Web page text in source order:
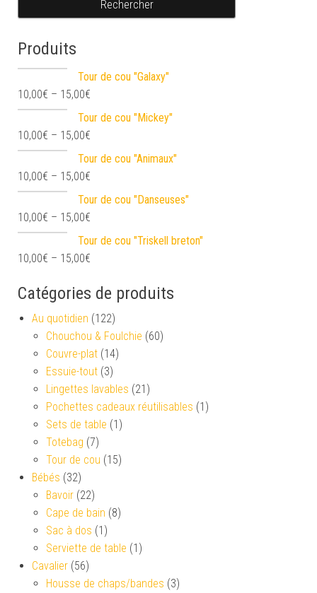
Produits
Tour de cou "Galaxy"
10,00€ – 15,00€
Tour de cou "Mickey"
10,00€ – 15,00€
Tour de cou "Animaux"
10,00€ – 15,00€
Tour de cou "Danseuses"
10,00€ – 15,00€
Tour de cou "Triskell breton"
10,00€ – 15,00€
Catégories de produits
Au quotidien (122)
Chouchou & Foulchie (60)
Couvre-plat (14)
Essuie-tout (3)
Lingettes lavables (21)
Pochettes cadeaux réutilisables (1)
Sets de table (1)
Totebag (7)
Tour de cou (15)
Bébés (32)
Bavoir (22)
Cape de bain (8)
Sac à dos (1)
Serviette de table (1)
Cavalier (56)
Housse de chaps/bandes (3)